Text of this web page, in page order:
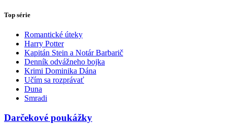
Top série
Romantické úteky
Harry Potter
Kapitán Stein a Notár Barbarič
Denník odvážneho bojka
Krimi Dominika Dána
Učím sa rozprávať
Duna
Smradi
Darčekové poukážky